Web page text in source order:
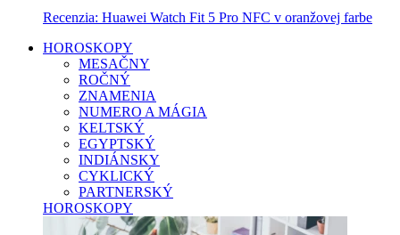
Recenzia: Huawei Watch Fit 5 Pro NFC v oranžovej farbe
HOROSKOPY
MESAČNY
ROČNÝ
ZNAMENIA
NUMERO A MÁGIA
KELTSKÝ
EGYPTSKÝ
INDIÁNSKY
CYKLICKÝ
PARTNERSKÝ
HOROSKOPY